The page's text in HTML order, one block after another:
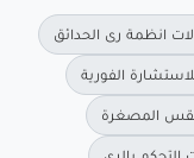
انظمة رى الحدائق
الفورية
المصغرة